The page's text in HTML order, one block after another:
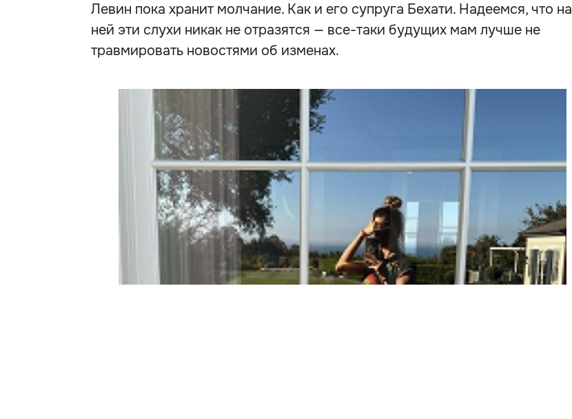
Левин пока хранит молчание. Как и его супруга Бехати. Надеемся, что на
ней эти слухи никак не отразятся — все-таки будущих мам лучше не
травмировать новостями об изменах.